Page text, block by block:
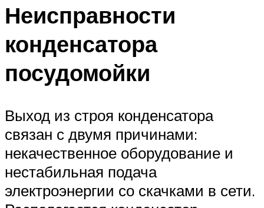
Неисправности
конденсатора
посудомойки
Выход из строя конденсатора
связан с двумя причинами:
некачественное оборудование и
нестабильная подача
электроэнергии со скачками в сети.